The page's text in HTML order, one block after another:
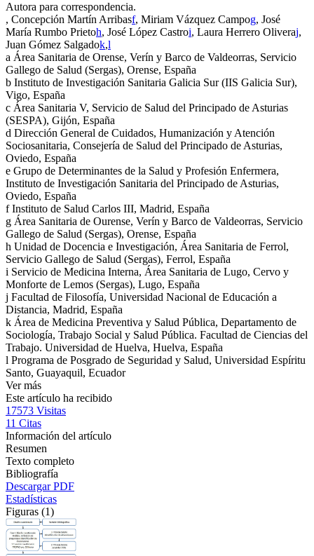
Autora para correspondencia.
, Concepción Martín Arribasf, Miriam Vázquez Campog, José
María Rumbo Prietoh, José López Castroi, Laura Herrero Oliveraj,
Juan Gómez Salgadok,l
a Área Sanitaria de Orense, Verín y Barco de Valdeorras, Servicio
Gallego de Salud (Sergas), Orense, España
b Instituto de Investigación Sanitaria Galicia Sur (IIS Galicia Sur),
Vigo, España
c Área Sanitaria V, Servicio de Salud del Principado de Asturias
(SESPA), Gijón, España
d Dirección General de Cuidados, Humanización y Atención
Sociosanitaria, Consejería de Salud del Principado de Asturias,
Oviedo, España
e Grupo de Determinantes de la Salud y Profesión Enfermera,
Instituto de Investigación Sanitaria del Principado de Asturias,
Oviedo, España
fInstituto de Salud Carlos III, Madrid, España
g Área Sanitaria de Ourense, Verín y Barco de Valdeorras, Servicio
Gallego de Salud (Sergas), Orense, España
h Unidad de Docencia e Investigación, Área Sanitaria de Ferrol,
Servicio Gallego de Salud (Sergas), Ferrol, España
i Servicio de Medicina Interna, Área Sanitaria de Lugo, Cervo y
Monforte de Lemos (Sergas), Lugo, España
j Facultad de Filosofía, Universidad Nacional de Educación a
Distancia, Madrid, España
k Área de Medicina Preventiva y Salud Pública, Departamento de
Sociología, Trabajo Social y Salud Pública. Facultad de Ciencias del
Trabajo. Universidad de Huelva, Huelva, España
l Programa de Posgrado de Seguridad y Salud, Universidad Espíritu
Santo, Guayaquil, Ecuador
Ver más
Este artículo ha recibido
17573 Visitas
11 Citas
Información del artículo
Resumen
Texto completo
Bibliografía
Descargar PDF
Estadísticas
Figuras (1)